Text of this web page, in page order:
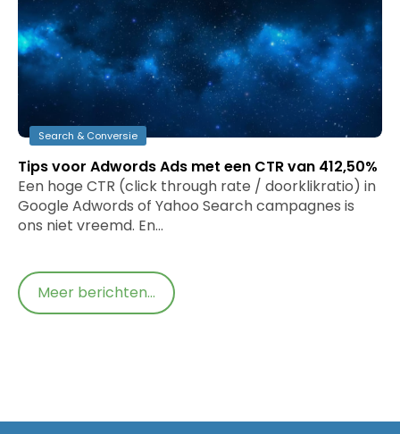
Search & Conversie
Tips voor Adwords Ads met een CTR van 412,50%
Een hoge CTR (click through rate / doorklikratio) in
Google Adwords of Yahoo Search campagnes is
ons niet vreemd. En…
Meer berichten...